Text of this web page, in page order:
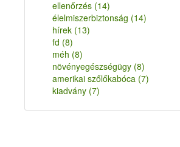
ellenőrzés (14)
élelmiszerbiztonság (14)
hírek (13)
fd (8)
méh (8)
növényegészségügy (8)
amerikai szőlőkabóca (7)
kiadvány (7)